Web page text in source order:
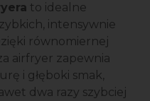
to idealne
intensywnie
równomiernej
airfryer zapewnia
i głęboki smak,
dwa razy szybciej